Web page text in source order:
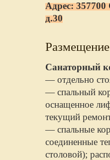
Адрес: 357700
д.30
Размещение
Санаторный
— отдельно
— спальный
оснащенное
текущий
— спальные
соединенные
столовой);